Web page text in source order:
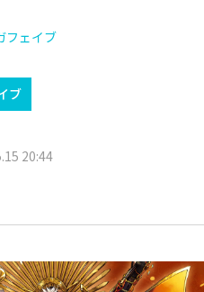
フェイブ
ブ
20:44